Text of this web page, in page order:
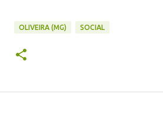
OLIVEIRA (MG) SOCIAL